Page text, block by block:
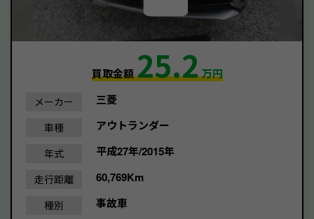
買取金額25.2万円
メーカー 三菱
車種 アウトランダー
年式 平成27年/2015年
走行距離 60,769Km
種別 事故車